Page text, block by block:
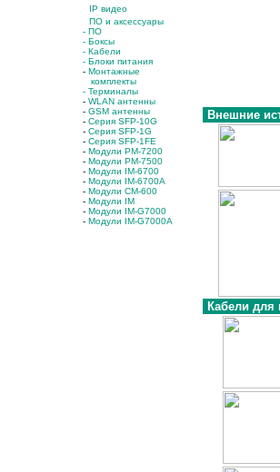
IP видео
ПО и аксессуары
- ПО
- Боксы
- Кабели
- Блоки питания
- Монтажные
комплекты
- Терминалы
- WLAN антенны
- GSM антенны
- Серия SFP-10G
- Серия SFP-1G
- Серия SFP-1FE
- Модули PM-7200
- Модули PM-7500
- Модули IM-6700
- Модули IM-6700A
- Модули CM-600
- Модули IM
- Модули IM-G7000
- Модули IM-G7000A
Внешние
Кабели для